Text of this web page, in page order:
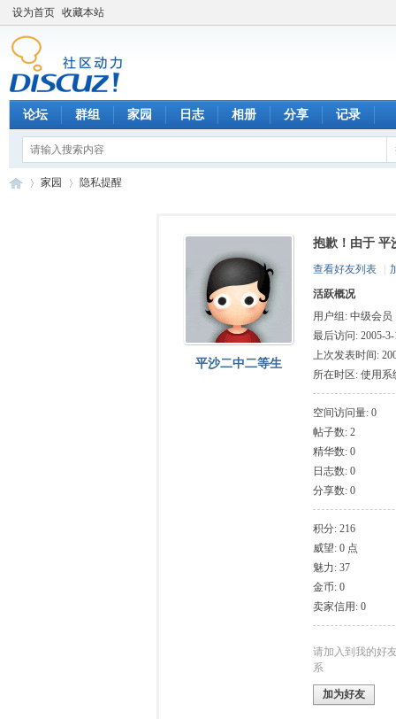
设为首页 收藏本站
论坛 群组 家园 日志 相册 分享 记录
家园 隐私提醒
平沙二中二等生
抱歉！由于 平
查看好友列表
活跃概况
用户组: 中级会员
最后访问: 2005-3-
上次发表时间:
所在时区: 使用系
空间访问量: 0
帖子数: 2
精华数: 0
日志数: 0
分享数: 0
积分: 216
威望: 0 点
魅力: 37
金币: 0
卖家信用: 0
请加入到我的好
系
加为好友